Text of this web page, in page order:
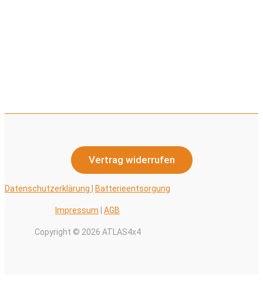
Vertrag widerrufen
Datenschutzerklärung Batterieentsorgung
Impressum AGB
Copyright © 2026 ATLAS4x4